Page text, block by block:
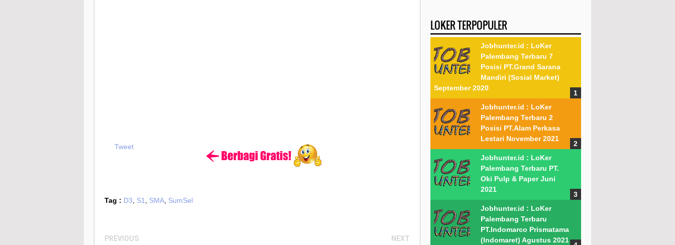
Tweet
Tag : D3 S1 SMA SumSel
PREVIOUS
NEXT
LOKER TERPOPULER
Jobhunter.id : LoKer
Palembang Terbaru 7
Posisi PT.Grand Sarana
Mandiri (Sosial Market)
September 2020
Jobhunter.id : LoKer
Palembang Terbaru 2
Posisi PT.Alam Perkasa
Lestari November 2021
Jobhunter.id : LoKer
Palembang Terbaru PT.
Oki Pulp & Paper Juni
2021
Jobhunter.id : LoKer
Palembang Terbaru
PT.Indomarco Prismatama
(Indomaret) Agustus 2021